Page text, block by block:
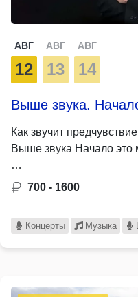
АВГ
12
АВГ
13
АВГ
14
Выше звука.
Как звучит
Выше звука Начало это
…
700 - 1600
Концерты Музыка